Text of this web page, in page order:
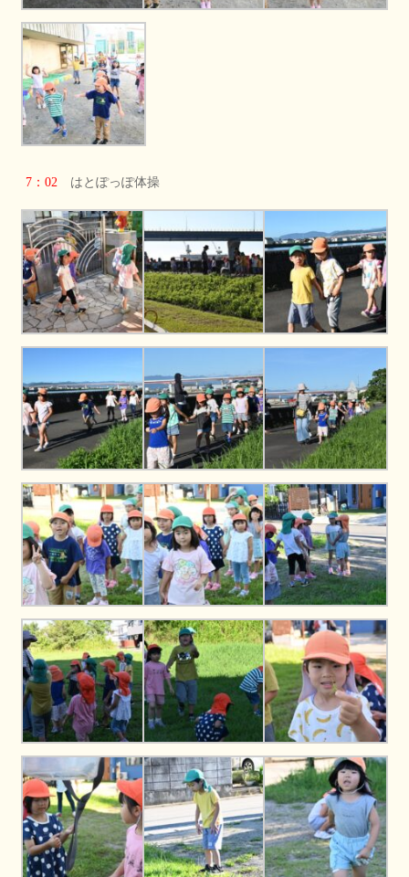
7：02 はとぽっぽ体操